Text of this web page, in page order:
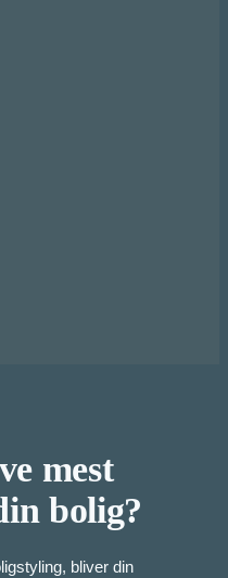
mest
bolig?
bliver din